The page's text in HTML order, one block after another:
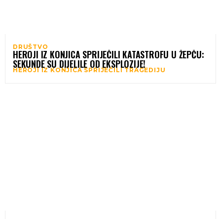
DRUŠTVO
HEROJI IZ KONJICA SPRIJEČILI KATASTROFU U ŽEPČU:
SEKUNDE SU DIJELILE OD EKSPLOZIJE!
HEROJI IZ KONJICA SPRIJEČILI TRAGEDIJU